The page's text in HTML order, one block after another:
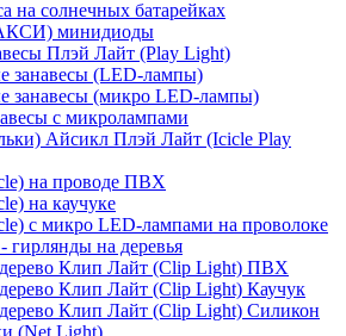
на солнечных батарейках
минидиоды
Плэй Лайт (Play Light)
занавесы (LED-лампы)
занавесы (микро LED-лампы)
с микролампами
Айсикл Плэй Лайт (Icicle Play
на проводе ПВХ
на каучуке
с микро LED-лампами на проволоке
на деревья
Клип Лайт (Clip Light) ПВХ
Клип Лайт (Clip Light) Каучук
Клип Лайт (Clip Light) Силикон
(Net Light)